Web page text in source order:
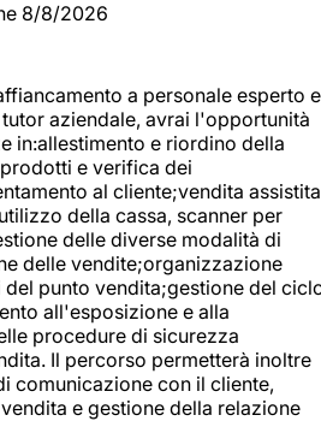
8/8/2026
a personale esperto e
aziendale, avrai l'opportunità
in:allestimento e riordino della
e verifica dei
al cliente;vendita assistita
della cassa, scanner per
delle diverse modalità di
delle vendite;organizzazione
punto vendita;gestione del
all'esposizione e alla
procedure di sicurezza
Il percorso permetterà inoltre
comunicazione con il cliente,
e gestione della relazione